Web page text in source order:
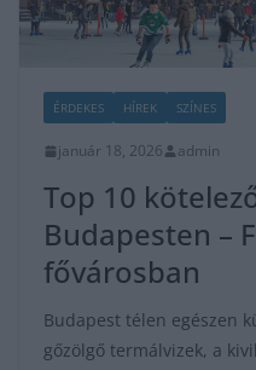
ÉRDEKES HÍREK SZÍNES
január 18, 2026 admin
Top 10
Budapesten –
fővárosban
Budapest télen egészen
gőzölgő termálvizek, a